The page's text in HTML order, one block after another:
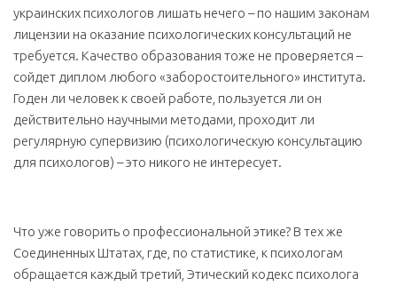
украинских психологов лишать нечего – по нашим законам
лицензии на оказание психологических консультаций не
требуется. Качество образования тоже не проверяется –
сойдет диплом любого «заборостоительного» института.
Годен ли человек к своей работе, пользуется ли он
действительно научными методами, проходит ли
регулярную супервизию (психологическую консультацию
для психологов) – это никого не интересует.
Что уже говорить о профессиональной этике? В тех же
Соединенных Штатах, где, по статистике, к психологам
обращается каждый третий, Этический кодекс психолога